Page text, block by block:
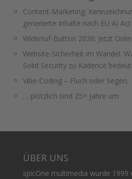
Content-Marketing:
generierte Inhalte nach EU AI Act
Widerruf-Button 2026: Jetzt
Website-Sicherheit im Wandel:
Solid Security zu Kadence
Vibe-Coding – Fluch oder Segen.
… plötzlich sind 25+ Jahre um
ÜBER UNS
spicOne multimedia wurde 1999